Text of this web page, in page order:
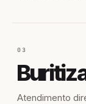
03
Atendimento